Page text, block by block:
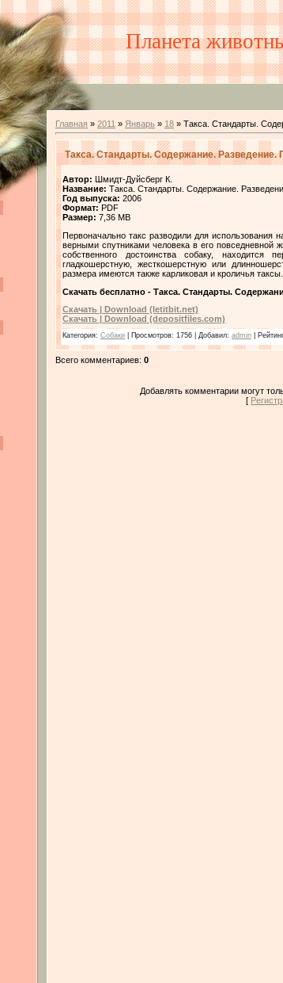
Планета
Главная » 2011 » Январь » 18 » Такса. Стандарты.
Такса. Стандарты. Содержание. Разведение.
Автор: Шмидт-Дуйсберг К.
Название: Такса. Стандарты. Содержание.
Год выпуска: 2006
Формат: PDF
Размер: 7,36 MB
Первоначально такс разводили для
верными спутниками человека в его
собственного достоинства собаку,
гладкошерстную, жесткошерстную или
размера имеются также карликовая и кроличья таксы.
Скачать бесплатно - Такса. Стандарты.
Скачать | Download (letitbit.net)
Скачать | Download (depositfiles.com)
Категория: Собаки Просмотров: 1756 | Добавил: admin Рейтинг
Всего комментариев: 0
Добавлять комментарии могут
[